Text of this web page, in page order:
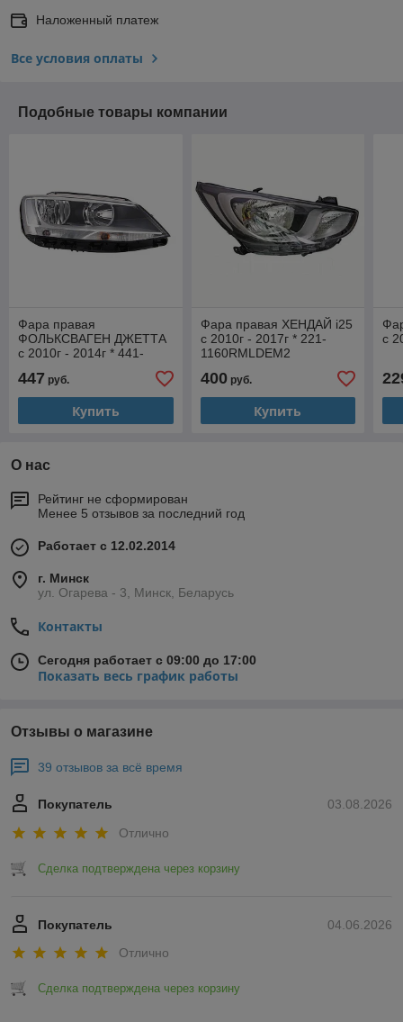
Наложенный платеж
Все условия оплаты
Подобные товары компании
Фара правая
ФОЛЬКСВАГЕН ДЖЕТТА
с 2010г - 2014г * 441-
447 руб.
Купить
Фара правая ХЕНДАЙ i25
с 2010г - 2017г * 221-
1160RMLDEM2
400руб.
Купить
с
О нас
Рейтинг не сформирован
Менее 5 отзывов за последний год
Работает с 12.02.2014
г. Минск
ул. Огарева - 3, Минск, Беларусь
Контакты
Сегодня работает с 09:00 до 17:00
Показать весь график работы
Отзывы о магазине
39 отзывов за всё время
03.08.2026
Покупатель
Отлично
Сделка подтверждена через корзину
04.06.2026
Покупатель
Отлично
Сделка подтверждена через корзину